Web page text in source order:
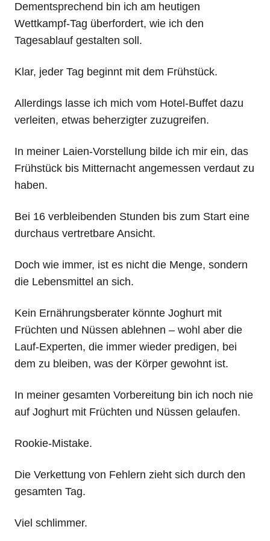
Dementsprechend bin ich am heutigen
Wettkampf-Tag überfordert, wie ich den
Tagesablauf gestalten soll.
Klar, jeder Tag beginnt mit dem Frühstück.
Allerdings lasse ich mich vom Hotel-Buffet dazu
verleiten, etwas beherzigter zuzugreifen.
In meiner Laien-Vorstellung bilde ich mir ein, das
Frühstück bis Mitternacht angemessen verdaut zu
haben.
Bei 16 verbleibenden Stunden bis zum Start eine
durchaus vertretbare Ansicht.
Doch wie immer, ist es nicht die Menge, sondern
die Lebensmittel an sich.
Kein Ernährungsberater könnte Joghurt mit
Früchten und Nüssen ablehnen – wohl aber die
Lauf-Experten, die immer wieder predigen, bei
dem zu bleiben, was der Körper gewohnt ist.
In meiner gesamten Vorbereitung bin ich noch nie
auf Joghurt mit Früchten und Nüssen gelaufen.
Rookie-Mistake.
Die Verkettung von Fehlern zieht sich durch den
gesamten Tag.
Viel schlimmer.